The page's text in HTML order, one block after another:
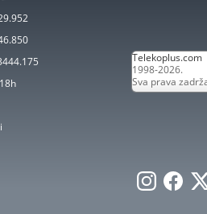
Telekoplus.com
1998-2026.
Sva prava